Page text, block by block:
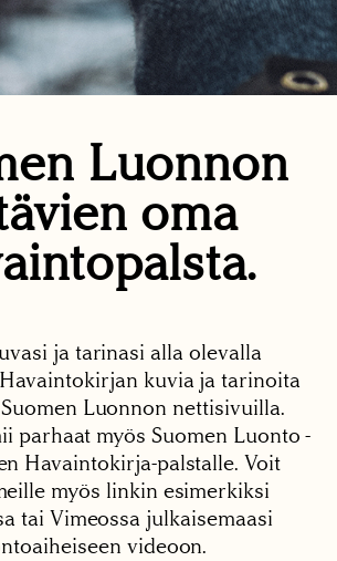
Luonnon
oma
ja tarinasi alla olevalla
kuvia ja tarinoita
Luonnon nettisivuilla.
parhaat myös Suomen Luonto -
Havaintokirja-palstalle. Voit
myös linkin esimerkiksi
tai Vimeossa julkaisemaasi
videoon.